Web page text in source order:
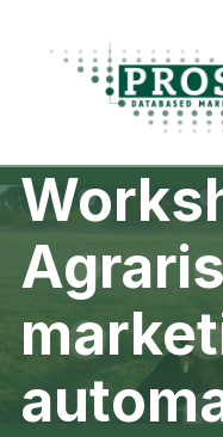
hoofdnavigatie
voettekst
Prosu
Databased
Marketing